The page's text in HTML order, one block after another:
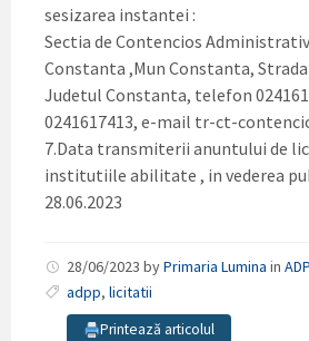
sesizarea instantei :
Sectia de Contencios
Constanta ,Mun Constanta, Strada
Judetul Constanta, telefon
0241617413, e-mail tr-ct-
7.Data transmiterii anuntului de
institutiile abilitate , in vederea
28.06.2023
28/06/2023 byPrimaria Lumina in
adpp, licitatii
Printează articolul